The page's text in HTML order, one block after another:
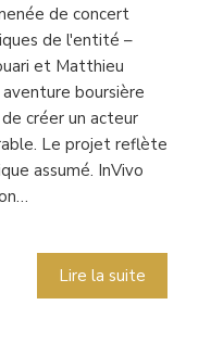
de concert
de l'entité –
et Matthieu
aventure boursière
créer un acteur
Le projet reflète
assumé. InVivo
Lire la suite